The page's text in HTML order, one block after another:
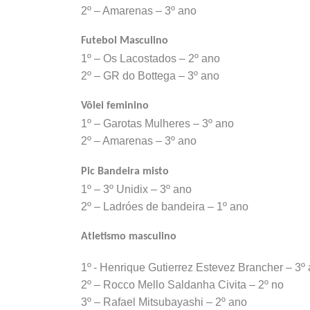
2º – Amarenas – 3º ano
Futebol Masculino
1º – Os Lacostados – 2º ano
2º – GR do Bottega – 3º ano
Vôlei feminino
1º – Garotas Mulheres – 3º ano
2º – Amarenas – 3º ano
Pic Bandeira misto
1º – 3º Unidix – 3º ano
2º – Ladróes de bandeira – 1º ano
Atletismo masculino
1º - Henrique Gutierrez Estevez Brancher –
2º – Rocco Mello Saldanha Civita – 2º no
3º – Rafael Mitsubayashi – 2º ano